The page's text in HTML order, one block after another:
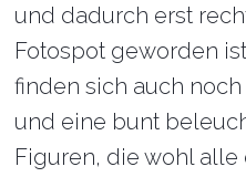
und dadurch erst
Fotospot geworden
finden sich auch
und eine bunt
Figuren, die wohl alle